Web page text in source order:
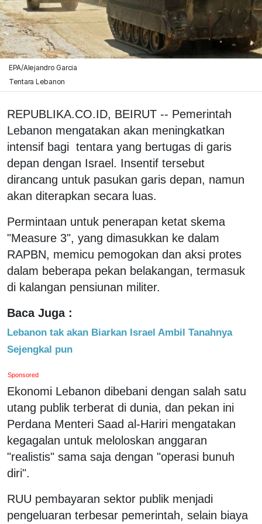
EPA/Alejandro Garcia
Tentara Lebanon
REPUBLIKA.CO.ID, BEIRUT -- Pemerintah
Lebanon mengatakan akan meningkatkan
intensif bagi tentara yang bertugas di garis
depan dengan Israel. Insentif tersebut
dirancang untuk pasukan garis depan, namun
akan diterapkan secara luas.
Permintaan untuk penerapan ketat skema
"Measure 3", yang dimasukkan ke dalam
RAPBN, memicu pemogokan dan aksi protes
dalam beberapa pekan belakangan, termasuk
di kalangan pensiunan militer.
Baca Juga :
Lebanon tak akan Biarkan Israel Ambil Tanahnya
Sejengkal pun
Sponsored
Ekonomi Lebanon dibebani dengan salah satu
utang publik terberat di dunia, dan pekan ini
Perdana Menteri Saad al-Hariri mengatakan
kegagalan untuk meloloskan anggaran
"realistis" sama saja dengan "operasi bunuh
diri".
RUU pembayaran sektor publik menjadi
pengeluaran terbesar pemerintah, selain biaya